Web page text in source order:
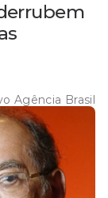
Agência Brasil